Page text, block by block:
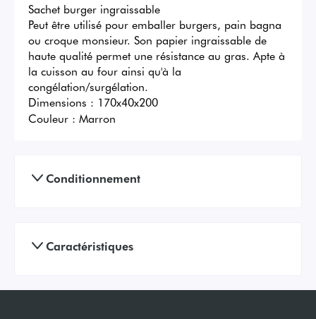
Sachet burger ingraissable
Peut être utilisé pour emballer burgers, pain bagna
ou croque monsieur. Son papier ingraissable de
haute qualité permet une résistance au gras. Apte à
la cuisson au four ainsi qu'à la
congélation/surgélation.
Dimensions : 170x40x200
Couleur : Marron
Conditionnement
Caractéristiques